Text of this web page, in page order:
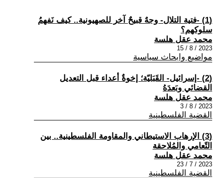
(1) -فتية التلال- وجهٌ قبيحٌ آخر للصهيونية.. كيف نَفهمُ
سلوكهم؟
محمد عقل هلسة
2023 / 8 / 15
مواضيع وابحاث سياسية
(2) -إسرائيل- القَبَليّة؛ إخوةٌ أعداء قبل التعديل
القضائي وبَعدَهُ
محمد عقل هلسة
2023 / 8 / 3
القضية الفلسطينية
(3) الإرهاب الاستيطاني والمقاومة الفلسطينية.. بين
التّعامي والمُلاحقة
محمد عقل هلسة
2023 / 7 / 23
القضية الفلسطينية